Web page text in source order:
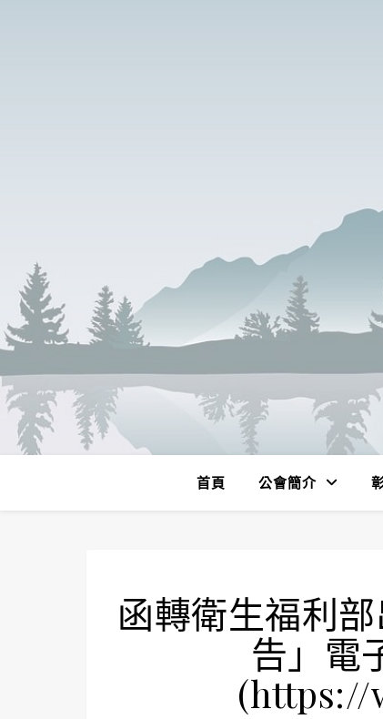
首頁 公會簡介
函轉衛生福利
告」電
(https://